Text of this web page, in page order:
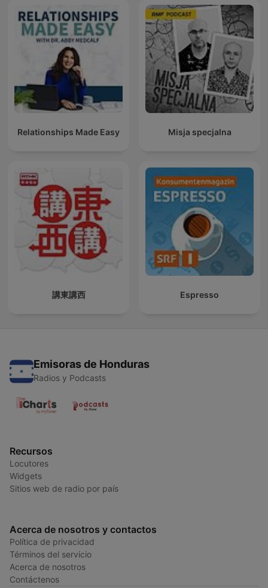
Relationships Made Easy Misja specjalna
講東講西 Espresso
Emisoras de Honduras
Radios y Podcasts
Recursos
Locutores
Widgets
Sitios web de radio por país
Acerca de nosotros y contactos
Política de privacidad
Términos del servicio
Acerca de nosotros
Contáctenos